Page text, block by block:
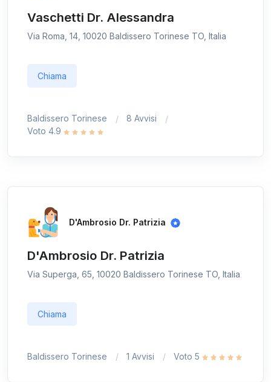
Vaschetti Dr. Alessandra
Via Roma, 14, 10020 Baldissero Torinese TO, Italia
Chiama
Baldissero Torinese
8 Avvisi
Voto 4.9
D'Ambrosio Dr. Patrizia
D'Ambrosio Dr. Patrizia
Via Superga, 65, 10020 Baldissero Torinese TO, Italia
Chiama
Baldissero Torinese 1 Avvisi Voto 5